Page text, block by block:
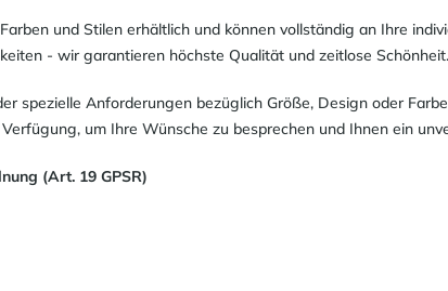
und Stilen erhältlich und können vollständig an Ihre
- wir garantieren höchste Qualität und zeitlose Schönheit.
spezielle Anforderungen bezüglich Größe, Design oder
um Ihre Wünsche zu besprechen und Ihnen ein
(Art. 19 GPSR)